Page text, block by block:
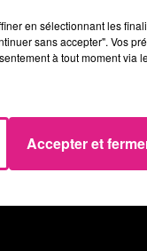
Jean Paul IIIà
en sélectionnant les
sans accepter". Vos
à tout moment via
Accepter et